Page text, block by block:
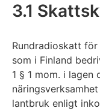
3.1
Rundradioskatt
som i Finland
1 § 1 mom. i
lantbruk enligt